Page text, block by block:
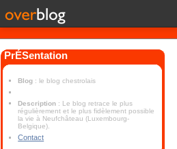
PrÉSentation
Blog : le blog chestrolais
Description : Le blog retrace le plus
régulièrement et le plus fidèlement possible
la vie à Neufchâteau (Luxembourg-
Belgique).
Contact